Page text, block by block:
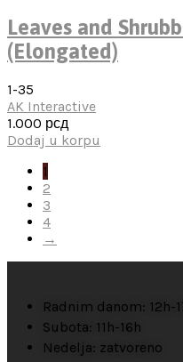
Leaves and
(Elongated)
1-35
AK Interactive
1.000 рсд
Dodaj u korpu
1
2
3
4
→
Radnim danom: 12h-
Subota: 11h-16h
Nedelja: zatvoreno